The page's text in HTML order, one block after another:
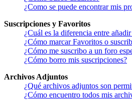
¿Como se puede encontrar mis
Suscripciones y Favoritos
¿Cuál es la diferencia entre
¿Cómo marcar Favoritos o
¿Cómo me suscribo a un foro
¿Cómo borro mis suscripciones?
Archivos Adjuntos
¿Qué archivos adjuntos son
¿Cómo encuentro todos mis